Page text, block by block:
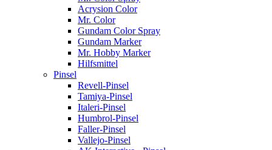
Acrysion Color
Mr. Color
Gundam Color Spray
Gundam Marker
Mr. Hobby Marker
Hilfsmittel
Pinsel
Revell-Pinsel
Tamiya-Pinsel
Italeri-Pinsel
Humbrol-Pinsel
Faller-Pinsel
Vallejo-Pinsel